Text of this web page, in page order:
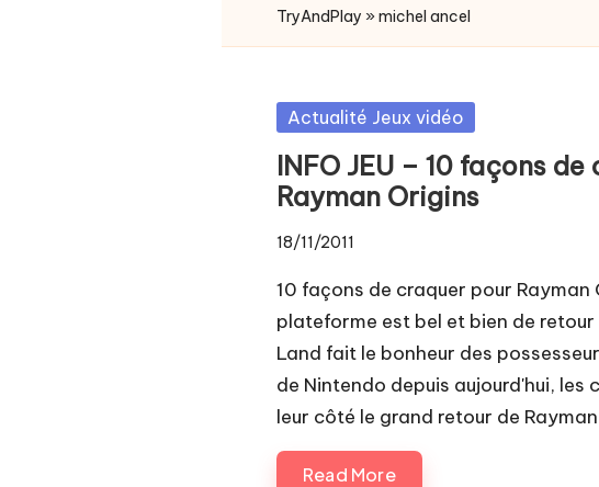
A
n
d
Pl
a
y.
c
o
m
TryAndPlay » michel ancel
Posted
Actualité Jeux vidéo
INFO JEU – 10 façons
Rayman Origins
18/11/2011
10 façons de craquer pour
plateforme est bel et bien de retour
Land fait le bonheur des
de Nintendo depuis aujourd'hui,
leur côté le grand retour de
Read More